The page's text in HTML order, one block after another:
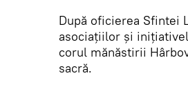
După oficierea Sfintei
asociațiilor și
corul mănăstirii
sacră.